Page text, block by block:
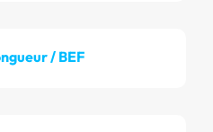
/ BEF